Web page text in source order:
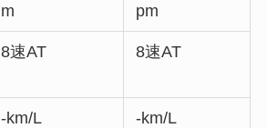
m
pm
8速AT 8速AT
-km/L -km/L